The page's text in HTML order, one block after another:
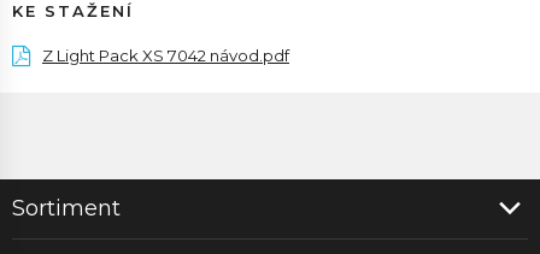
KE STAŽENÍ
Z Light Pack XS 7042 návod.pdf
Sortiment